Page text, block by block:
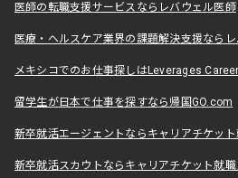
医師の転職支援サービスならレバウェル医師
医療・ヘルスケア業界の課題解決支援なら
メキシコでのお仕事探しはLeverages
留学生が日本で仕事を探すなら帰国GO.com
新卒就活エージェントならキャリアチケット
新卒就活スカウトならキャリアチケット就職